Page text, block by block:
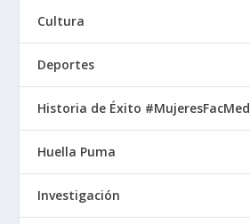
Cultura
Deportes
Historia de Éxito #MujeresFacMed
Huella Puma
Investigación